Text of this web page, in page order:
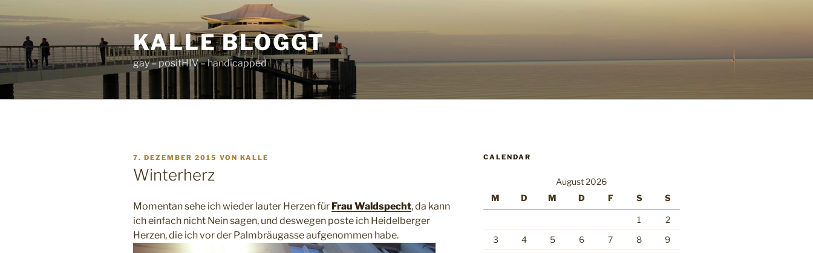
Inhalt
springen
KALLE BLOGGT
gay – positHIV – handicapped
VERÖFFENTLICHT
AM
7. DEZEMBER 2015 VON KALLE
Winterherz
Momentan sehe ich wieder lauter Herzen für Frau Waldspecht, da kann
ich einfach nicht Nein sagen, und deswegen poste ich Heidelberger
Herzen, die ich vor der Palmbräugasse aufgenommen habe.
CALENDAR
August 2026
M
D M D F S S
1
2
3
4 5 6 7 8
9